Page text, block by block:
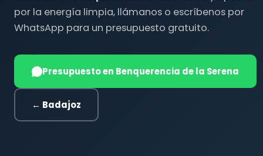
por la energía limpia, llámanos o escríbenos por
WhatsApp para un presupuesto gratuito.
Presupuesto en Benquerencia de la Serena
← Badajoz